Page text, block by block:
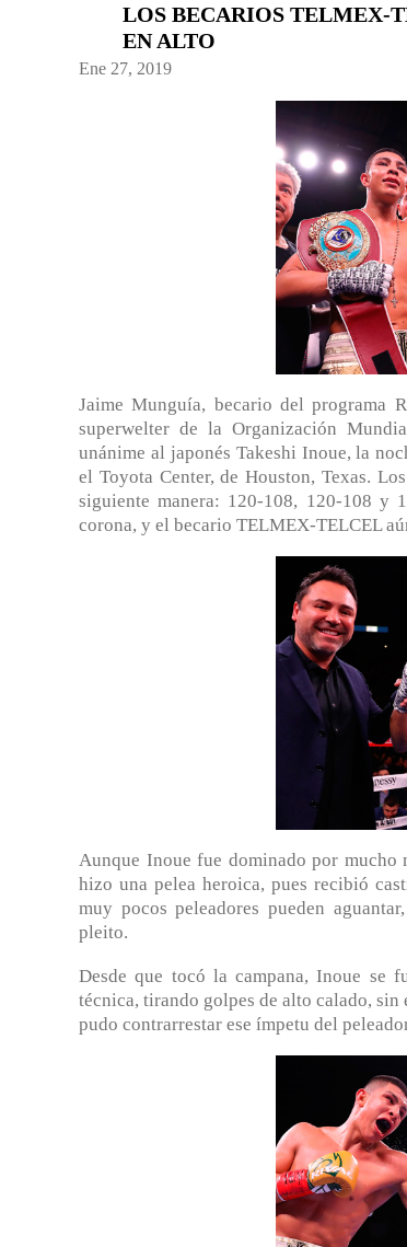
LOS BECARIOS TELMEX-
EN ALTO
Ene 27, 2019
Jaime Munguía, becario del programa
superwelter de la Organización
unánime al japonés Takeshi Inoue, la
el Toyota Center, de Houston, Texas.
siguiente manera: 120-108, 120-108 y
corona, y el becario TELMEX-TELCEL
Aunque Inoue fue dominado por mucho
hizo una pelea heroica, pues recibió
muy pocos peleadores pueden
pleito.
Desde que tocó la campana, Inoue se
técnica, tirando golpes de alto calado,
pudo contrarrestar ese ímpetu del